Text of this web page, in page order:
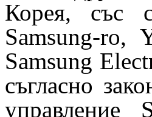
Корея, със
Samsung-ro,
Samsung
съгласно
управление